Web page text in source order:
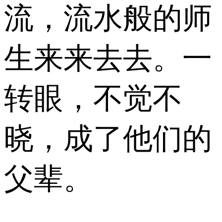
流，流水般的师
生来来去去。一
转眼，不觉不
晓，成了他们的
父辈。